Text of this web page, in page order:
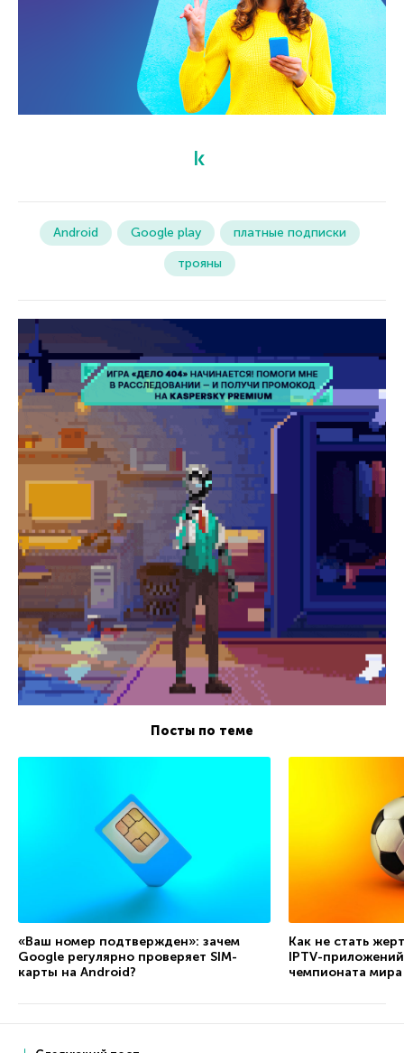
Android Google play
платные подписки
трояны
Посты по теме
«Ваш номер подтвержден»: зачем
Google регулярно проверяет SIM-
карты на Android?
Как не стать
IPTV-
чемпионата